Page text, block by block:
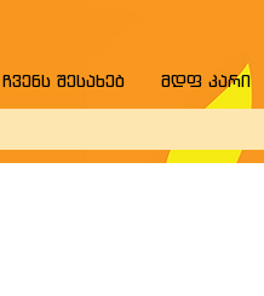
ჩვენს შესახებ მდფ კარი